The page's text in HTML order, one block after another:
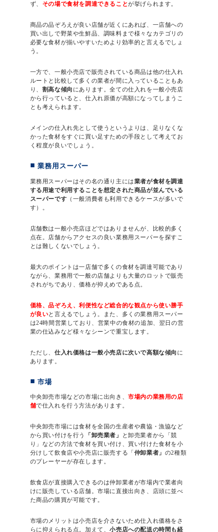
ず、 その場で食材を調達できることが挙げられます。
商品の品ぞろえが良い店舗が近くにあれば、一店舗への
買い出しで野菜や生鮮品、調味料まで様々なカテゴリの
必要な食材が揃いやすいためより効率的と言えるでしょ
う。
一方で、一般小売店で販売されている商品は他の仕入れ
ルートと比較して多くの業者が間に入っていることもあ
り、 割高な傾向 にあります。全ての仕入れを一般小売店
から行っていると、仕入れ原価が高額になってしまうこ
とも考えられます。
メインの仕入れ先として使うというよりは、足りなくな
かった食材をすぐに買い足すための手段として考えてお
く程度が良いでしょう。
業務用スーパー
業務用スーパーはその名の通り主には業者が食材を調達
する用途で利用することを想定された商品が並んでいる
スーパーです （一般消費者も利用できるケースが多いで
す）。
店舗数は一般小売店ほどではありませんが、比較的多く
点在。店舗からアクセスの良い業務用スーパーを探すこ
とは難しくないでしょう。
最大のポイントは一店舗で多くの食材を調達可能であり
ながら、業務用で一般の店舗よりも大量のロットで販売
されがちであり、価格が抑えめである点。
価格、品ぞろえ、利便性など総合的な観点から使い勝手
が良いと言えるでしょう。また、多くの業務用スーパー
は24時間営業しており、営業中の食材の追加、翌日の営
業の仕込みなど様々なシーンで重宝します。
ただし、 仕入れ価格は一般小売店に次いで高額な傾向 に
あります。
市場
中央卸売市場などの市場に出向き、市場内の業務用の店
舗で仕入れを行う方法があります。
中央卸売市場には食材を全国の生産者や農協・漁協など
から買い付けを行う
「卸売業者」
と卸売業者から「競
り」などの方法で食材を買い付け、買い付けた食材を小
分けして飲食店や小売店に販売する「 仲卸業者」 の2種類
のプレーヤーが存在します。
飲食店が直接購入できるのは仲卸業者が市場内で業者向
けに販売している店舗。市場に直接出向き、店頭に並べ
た商品の購買が可能です。
市場のメリットは小売店を介さないため仕入れ価格をさ
らに抑えられる点。加えて、小売店への配送の時間も経